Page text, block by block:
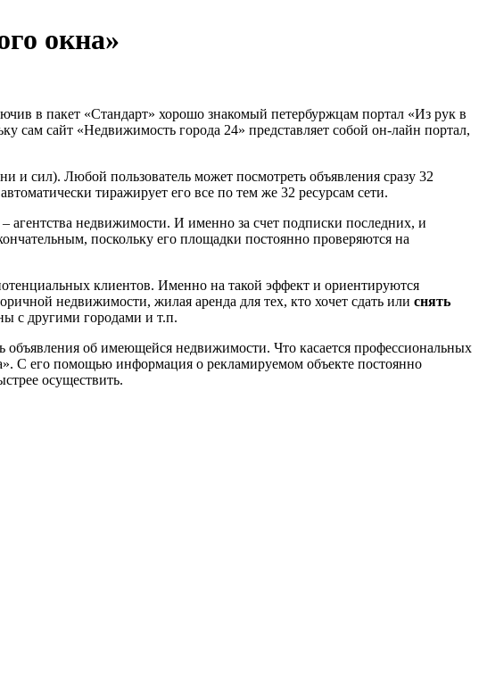
окна»
в пакет «Стандарт» хорошо знакомый петербуржцам портал «Из рук в
сам сайт «Недвижимость города 24» представляет собой он-лайн портал,
и сил). Любой пользователь может посмотреть объявления сразу 32
тиражирует его все по тем же 32 ресурсам сети.
недвижимости. И именно за счет подписки последних, и
поскольку его площадки постоянно проверяются на
клиентов. Именно на такой эффект и ориентируются
недвижимости, жилая аренда для тех, кто хочет сдать или снять
с другими городами и т.п.
об имеющейся недвижимости. Что касается профессиональных
С его помощью информация о рекламируемом объекте постоянно
осуществить.